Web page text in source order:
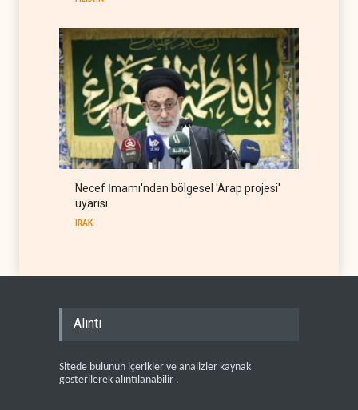
Necef İmamı'ndan bölgesel 'Arap projesi'
uyarısı
IRAK
Alıntı
Sitede bulunun içerikler ve analizler kaynak
gösterilerek alıntılanabilir .